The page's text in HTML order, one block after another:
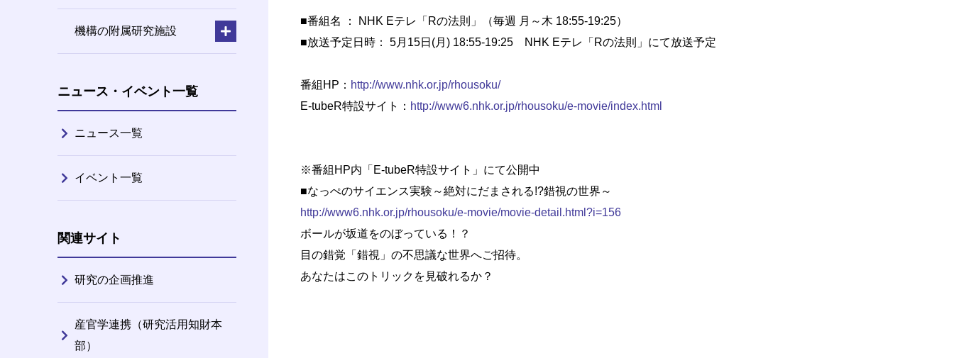
■番組名 ： NHK Eテレ「Rの法則」（毎週 月～木 18:55-19:25）
■放送予定日時： 5月15日(月) 18:55-19:25 NHK Eテレ「Rの法則」にて放送予定
番組HP： http://www.nhk.or.jp/rhousoku/
E-tubeR特設サイト： http://www6.nhk.or.jp/rhousoku/e-movie/index.html
※番組HP内「E-tubeR特設サイト」にて公開中
■なっぺのサイエンス実験～絶対にだまされる!?錯視の世界～
http://www6.nhk.or.jp/rhousoku/e-movie/movie-detail.html?i=156
ボールが坂道をのぼっている！？
目の錯覚「錯視」の不思議な世界へご招待。
あなたはこのトリックを見破れるか？
機構の附属研究施設
ニュース・イベント一覧
ニュース一覧
イベント一覧
関連サイト
研究の企画推進
産官学連携（研究活用知財本
部）